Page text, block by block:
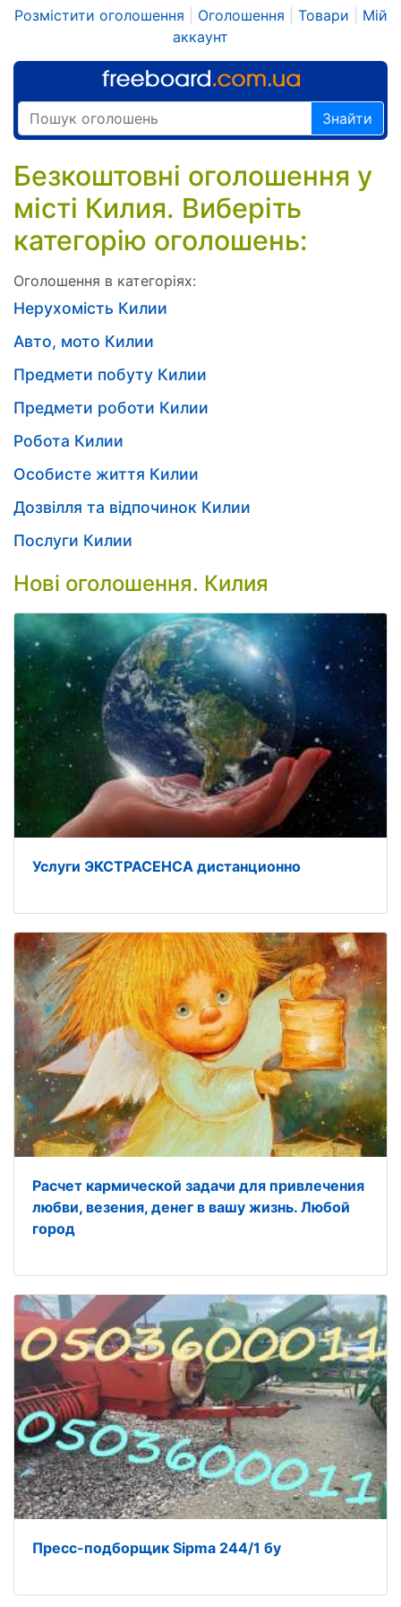
Розмістити оголошення Оголошення Товари
Мій
аккаунт
Знайти
Безкоштовні оголошення у
місті Килия. Виберіть
категорію оголошень:
Оголошення в категоріях:
Нерухомість Килии
Авто, мото Килии
Предмети побуту Килии
Предмети роботи Килии
Робота Килии
Особисте життя Килии
Дозвілля та відпочинок Килии
Послуги Килии
Нові оголошення. Килия
Услуги ЭКСТРАСЕНСА дистанционно
Расчет кармической задачи для привлечения
любви, везения, денег в вашу жизнь. Любой
город
Пресс-подборщик Sipma 244/1 бу